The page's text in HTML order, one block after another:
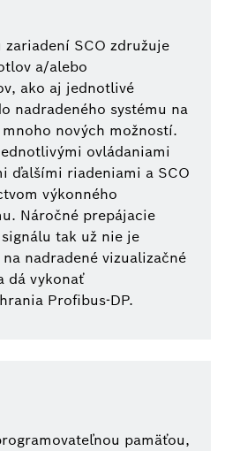
zariadení SCO združuje
a/alebo
ako aj jednotlivé
nadradeného systému na
nových možností.
ovládaniami
ďalšími riadeniami a SCO
výkonného
Náročné prepájacie
tak už nie je
nadradené vizualizačné
dá vykonať
Profibus-DP.
pamäťou,